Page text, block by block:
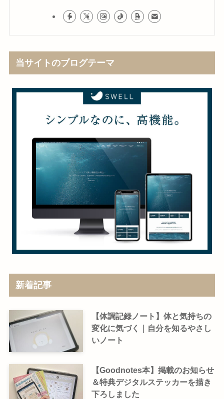
当サイトのブログテーマ
新着記事
【体調記録ノート】体と気持ちの
変化に気づく｜自分を知るやさし
いノート
【Goodnotes本】掲載のお知らせ
＆特典デジタルステッカーを描き
下ろしました